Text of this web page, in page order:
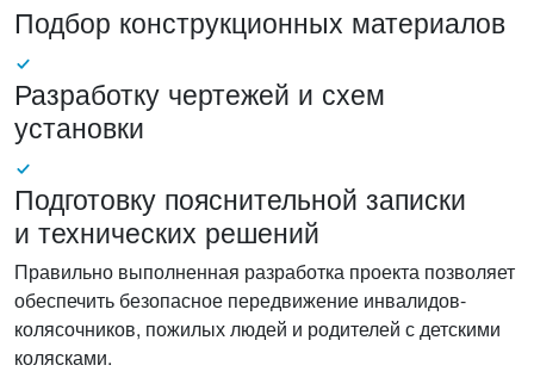
Подбор конструкционных материалов
Разработку чертежей и схем
установки
Подготовку пояснительной записки
и технических решений
Правильно выполненная разработка проекта позволяет
обеспечить безопасное передвижение инвалидов-
колясочников, пожилых людей и родителей с детскими
колясками.